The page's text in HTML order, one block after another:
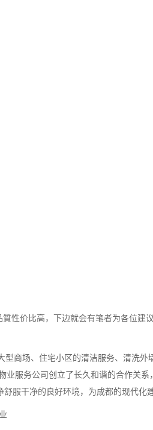
性价比高，下边就会有笔者为各位建
商场、住宅小区的清洁服务、清洗
服务公司创立了长久和谐的合作关
服干净的良好环境，为成都的现代化